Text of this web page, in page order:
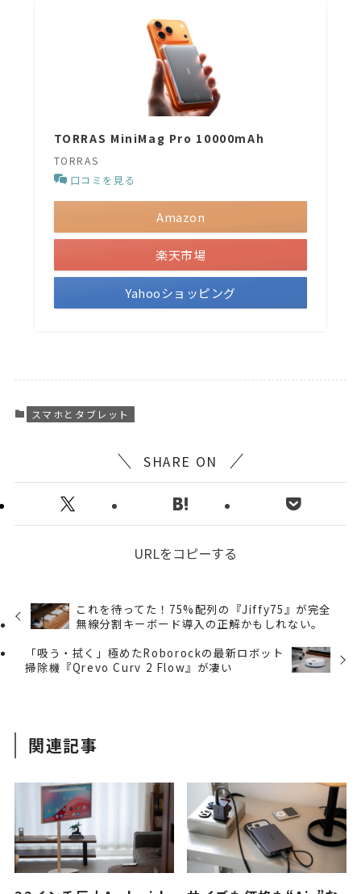
TORRAS MiniMag Pro 10000mAh
TORRAS
口コミを見る
Amazon
楽天市場
Yahooショッピング
スマホとタブレット
SHARE ON
URLをコピーする
これを待ってた！75%配列の『Jiffy75』が完全
無線分割キーボード導入の正解かもしれない。
「吸う・拭く」極めたRoborockの最新ロボット
掃除機『Qrevo Curv 2 Flow』が凄い
関連記事